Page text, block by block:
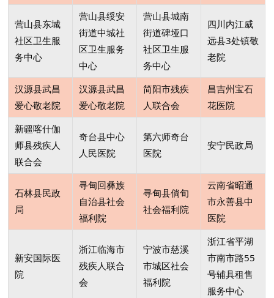
营山县东城
社区卫生服
务中心
营山县绥安
街道中城社
区卫生服务
中心
营山县城南
街道碑垭口
社区卫生服
务中心
四川内江威
远县3处镇敬
老院
汉源县武昌
爱心敬老院
汉源县武昌
爱心敬老院
简阳市残疾
人联合会
昌吉州宝石
花医院
新疆喀什伽
师县残疾人
联合会
奇台县中心
人民医院
第六师奇台
医院
安宁民政局
石林县民政
局
寻甸回彝族
自治县社会
福利院
寻甸县倘旬
社会福利院
云南省昭通
市永善县中
医院
新安国际医
院
浙江临海市
残疾人联合
会
宁波市慈溪
市城区社会
福利院
浙江省平湖
市南市路55
号辅具租售
服务中心